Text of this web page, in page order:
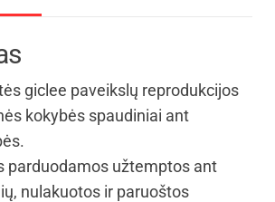
giclee paveikslų reprodukcijos
kokybės spaudiniai ant
parduodamos užtemptos ant
nulakuotos ir paruoštos